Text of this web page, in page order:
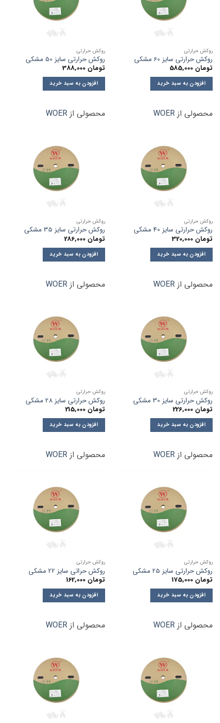
روکش حرارتی
روکش حرارتی سایز 60 مشکی
تومان
افزودن به سبد خرید
محصولی از WOER
روکش حرارتی
روکش حرارتی سایز 50 مشکی
تومان
افزودن به سبد خرید
محصولی از WOER
روکش حرارتی
روکش حرارتی سایز 40 مشکی
تومان
افزودن به سبد خرید
محصولی از WOER
روکش حرارتی
روکش حرارتی سایز 35 مشکی
تومان
افزودن به سبد خرید
محصولی از WOER
روکش حرارتی
روکش حرارتی سایز 30 مشکی
تومان
افزودن به سبد خرید
محصولی از WOER
روکش حرارتی
روکش حرارتی سایز 28 مشکی
تومان
افزودن به سبد خرید
محصولی از WOER
روکش حرارتی
روکش حرارتی سایز 25 مشکی
تومان
افزودن به سبد خرید
محصولی از WOER
روکش حرارتی
روکش حراتی سایز 22 مشکی
تومان
افزودن به سبد خرید
محصولی از WOER